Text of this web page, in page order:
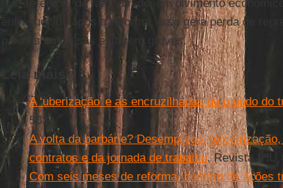
Não teremos, de fato, um desenvolvimento
enfraquecido após a reforma. Isso gera perda de
para as empresas evitarem greves.
Leia mais
A ‘uberização’ e as encruzilhadas do mundo do
503
A volta da barbárie? Desemprego,
contratos e da jornada de trabalho. Revista IHU
Com seis meses de reforma, número de ações